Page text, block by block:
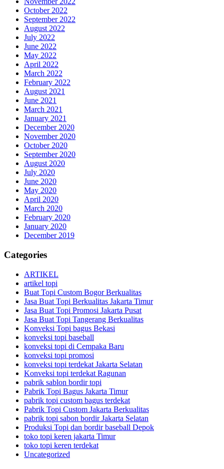
October 2022
September 2022
August 2022
July 2022
June 2022
May 2022
April 2022
March 2022
February 2022
August 2021
June 2021
March 2021
January 2021
December 2020
November 2020
October 2020
September 2020
August 2020
July 2020
June 2020
May 2020
April 2020
March 2020
February 2020
January 2020
December 2019
Categories
ARTIKEL
artikel topi
Buat Topi Custom Bogor Berkualitas
Jasa Buat Topi Berkualitas Jakarta Timur
Jasa Buat Topi Promosi Jakarta Pusat
Jasa Buat Topi Tangerang Berkualitas
Konveksi Topi bagus Bekasi
konveksi topi baseball
konveksi topi di Cempaka Baru
konveksi topi promosi
konveksi topi terdekat Jakarta Selatan
Konveksi topi terdekat Ragunan
pabrik sablon bordir topi
Pabrik Topi Bagus Jakarta Timur
pabrik topi custom bagus terdekat
Pabrik Topi Custom Jakarta Berkualitas
pabrik topi sabon bordir Jakarta Selatan
Produksi Topi dan bordir baseball Depok
toko topi keren jakarta Timur
toko topi keren terdekat
Uncategorized